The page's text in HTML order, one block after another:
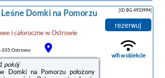
Gdańsk-Rębiechowo
km od obiektu.Doba hotelowa
kawalerskich itp.Zarządzany
prywatnego (osobę
pobytu w obiekcie z
Leśne Domki na Pomorzu
i całorocznewOstrowie
105 Ostrowo
pokój
Domki na Pomorzu położony
[ID BG.4933994]
rezerwuj
wifi w obiekcie